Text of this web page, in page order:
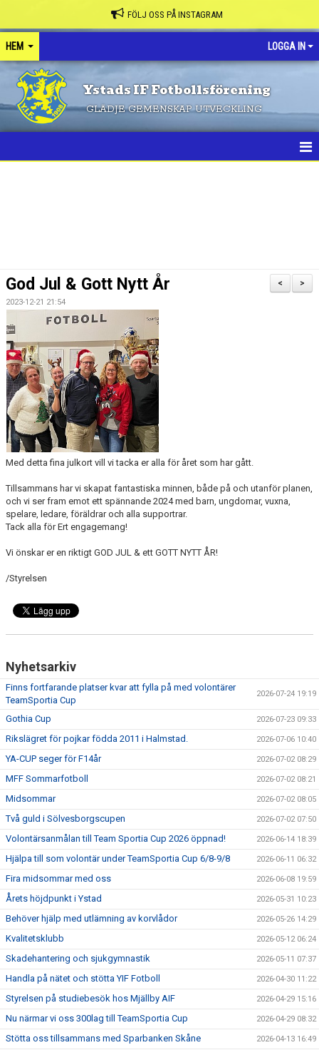
FÖLJ OSS PÅ INSTAGRAM
HEM LOGGA IN
Ystads IF Fotbollsförening
GLÄDJE GEMENSKAP UTVECKLING
KALENDER
BILDGALLERI
DOKUMENT
MATCHER
MFF SOMMARFOTBOLL
FÖRSÄKRING - FOLKSAM
VÅRA CUPER
VITA HJÄRTAT I SAMHÄLLET
KLÄDPROFIL/YSTADS IF FOTBOLL
KIOSKVERKSAMHET PÅ SANDSKOGENS IP
ATT VARA VITAMIN I YIFFF
>
<
God Jul & Gott Nytt År
2023-12-21 21:54
Med detta fina julkort vill vi tacka er alla för året som har gått.
Tillsammans har vi skapat fantastiska minnen, både på och utanför planen,
och vi ser fram emot ett spännande 2024 med barn, ungdomar, vuxna,
spelare, ledare, föräldrar och alla supportrar.
Tack alla för Ert engagemang!
Vi önskar er en riktigt GOD JUL & ett GOTT NYTT ÅR!
/Styrelsen
Nyhetsarkiv
Finns fortfarande platser kvar att fylla på med volontärer
TeamSportia Cup
2026-07-24 19:19
Gothia Cup 2026-07-23 09:33
Rikslägret för pojkar födda 2011 i Halmstad. 2026-07-06 10:40
YA-CUP seger för F14år 2026-07-02 08:29
MFF Sommarfotboll 2026-07-02 08:21
Midsommar 2026-07-02 08:05
Två guld i Sölvesborgscupen 2026-07-02 07:50
Volontärsanmålan till Team Sportia Cup 2026 öppnad! 2026-06-14 18:39
Hjälpa till som volontär under TeamSportia Cup 6/8-9/8 2026-06-11 06:32
Fira midsommar med oss 2026-06-08 19:59
Årets höjdpunkt i Ystad 2026-05-31 10:23
Behöver hjälp med utlämning av korvlådor 2026-05-26 14:29
Kvalitetsklubb 2026-05-12 06:24
Skadehantering och sjukgymnastik 2026-05-11 07:37
Handla på nätet och stötta YIF Fotboll 2026-04-30 11:22
Styrelsen på studiebesök hos Mjällby AIF 2026-04-29 15:16
Nu närmar vi oss 300lag till TeamSportia Cup 2026-04-29 08:32
Stötta oss tillsammans med Sparbanken Skåne 2026-04-13 16:49